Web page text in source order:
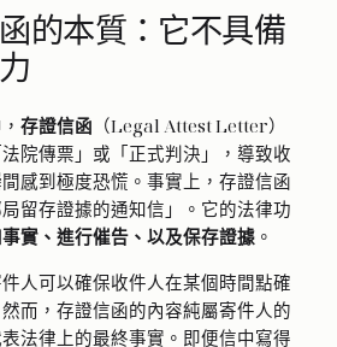
的本質：它不具備
存證信函 （Legal Attest Letter）
院傳票」或「正式判決」，導致收
感到極度恐慌。事實上，存證信函
留存證據的通知信」。它的法律功
實、進行催告、以及保存證據。
人可以確保收件人在某個時間點確
而，存證信函的內容純屬寄件人的
法律上的最終事實。即便信中寫得